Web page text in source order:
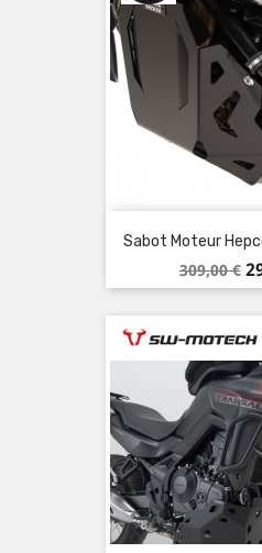
Sabot Moteur
Prix
de
base
309,00 €